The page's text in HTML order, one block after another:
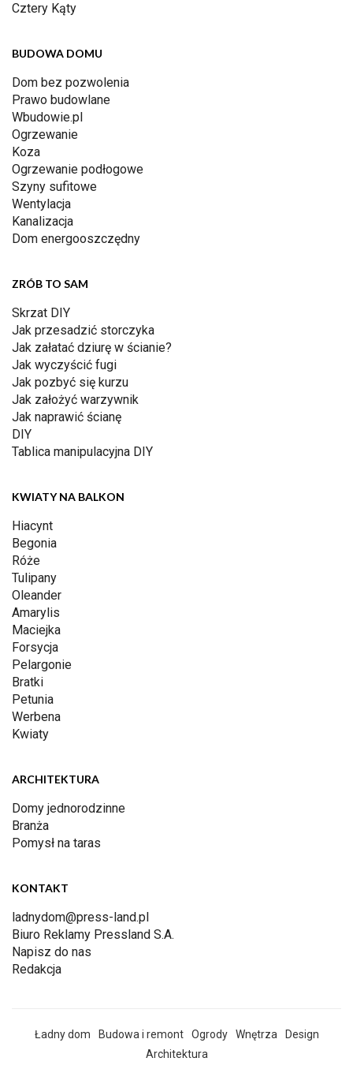
Cztery Kąty
BUDOWA DOMU
Dom bez pozwolenia
Prawo budowlane
Wbudowie.pl
Ogrzewanie
Koza
Ogrzewanie podłogowe
Szyny sufitowe
Wentylacja
Kanalizacja
Dom energooszczędny
ZRÓB TO SAM
Skrzat DIY
Jak przesadzić storczyka
Jak załatać dziurę w ścianie?
Jak wyczyścić fugi
Jak pozbyć się kurzu
Jak założyć warzywnik
Jak naprawić ścianę
DIY
Tablica manipulacyjna DIY
KWIATY NA BALKON
Hiacynt
Begonia
Róże
Tulipany
Oleander
Amarylis
Maciejka
Forsycja
Pelargonie
Bratki
Petunia
Werbena
Kwiaty
ARCHITEKTURA
Domy jednorodzinne
Branża
Pomysł na taras
KONTAKT
ladnydom@press-land.pl
Biuro Reklamy Pressland S.A.
Napisz do nas
Redakcja
Ładny dom Budowa i remont Ogrody Wnętrza
Design
Architektura